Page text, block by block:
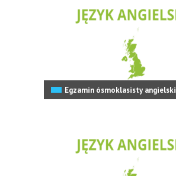
Egzamin ósmoklasisty angielski